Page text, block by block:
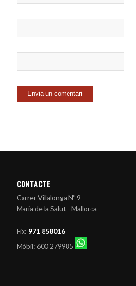
CONTACTE
Carrer Villalonga Nº 9
Maria de la Salut - Mallorca
Fix: 971 858016
Mòbil: 600 279985